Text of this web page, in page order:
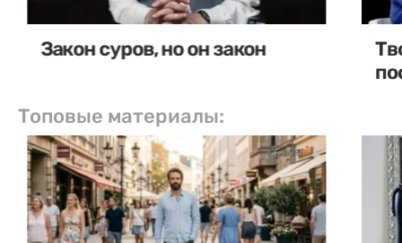
Закон суров, но он закон
Топовые материалы: